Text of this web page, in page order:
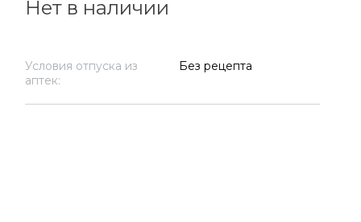
Нет в наличии
Условия отпуска из
аптек:
Без рецепта